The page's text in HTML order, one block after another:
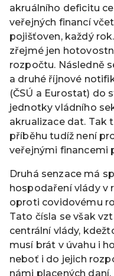
akruálního deficitu
veřejných financí
pojišťoven, každý
zřejmé jen
rozpočtu. Následně
a druhé říjnové
(ČSÚ a Eurostat) do
jednotky vládního
akrualizace dat. Tak
příběhu tudíž není
veřejnými financemi
Druhá senzace má
hospodaření vlády v
oproti covidovému
Tato čísla se však
centrální vlády,
musí brát v úvahu i
neboť i do jejich
námi placených